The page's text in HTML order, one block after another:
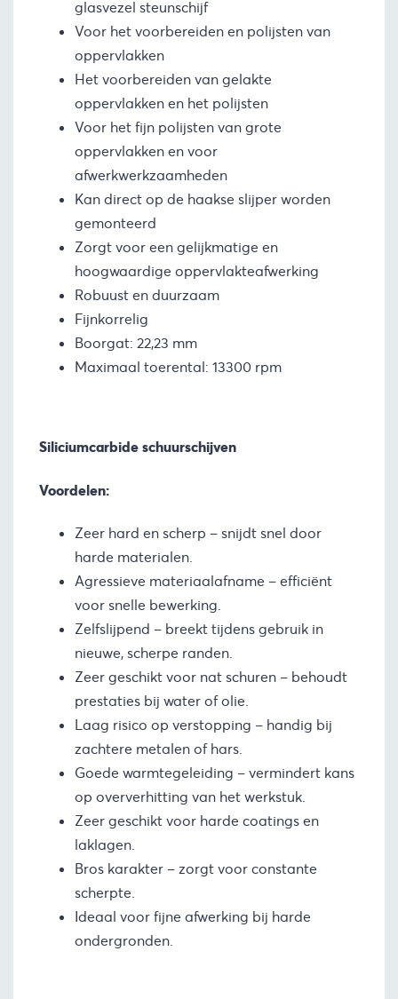
glasvezel steunschijf
Voor het voorbereiden en polijsten van
oppervlakken
Het voorbereiden van gelakte
oppervlakken en het polijsten
Voor het fijn polijsten van grote
oppervlakken en voor
afwerkwerkzaamheden
Kan direct op de haakse slijper worden
gemonteerd
Zorgt voor een gelijkmatige en
hoogwaardige oppervlakteafwerking
Robuust en duurzaam
Fijnkorrelig
Boorgat: 22,23 mm
Maximaal toerental: 13300 rpm
Siliciumcarbide schuurschijven
Voordelen:
Zeer hard en scherp – snijdt snel door
harde materialen.
Agressieve materiaalafname – efficiënt
voor snelle bewerking.
Zelfslijpend – breekt tijdens gebruik in
nieuwe, scherpe randen.
Zeer geschikt voor nat schuren – behoudt
prestaties bij water of olie.
Laag risico op verstopping – handig bij
zachtere metalen of hars.
Goede warmtegeleiding – vermindert kans
op oververhitting van het werkstuk.
Zeer geschikt voor harde coatings en
laklagen.
Bros karakter – zorgt voor constante
scherpte.
Ideaal voor fijne afwerking bij harde
ondergronden.